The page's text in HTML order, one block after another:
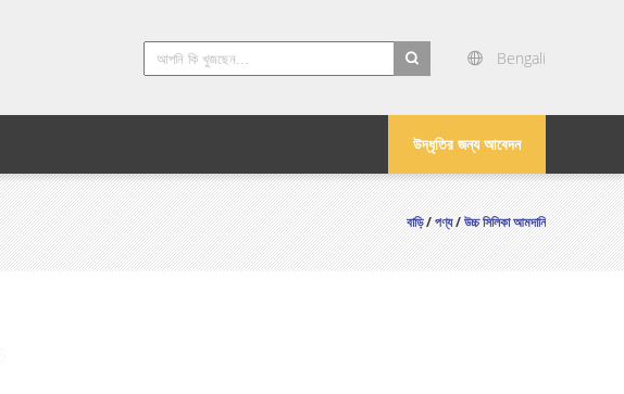
Bengali
উদ্ধৃতির জন্য আবেদন
বাড়ি/পণ্য/উচ্চ সিলিকা আমদানি